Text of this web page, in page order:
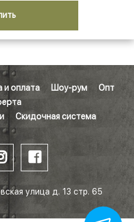
и оплата Шоу-рум
Опт
Скидочная система
улица д. 13 стр. 65